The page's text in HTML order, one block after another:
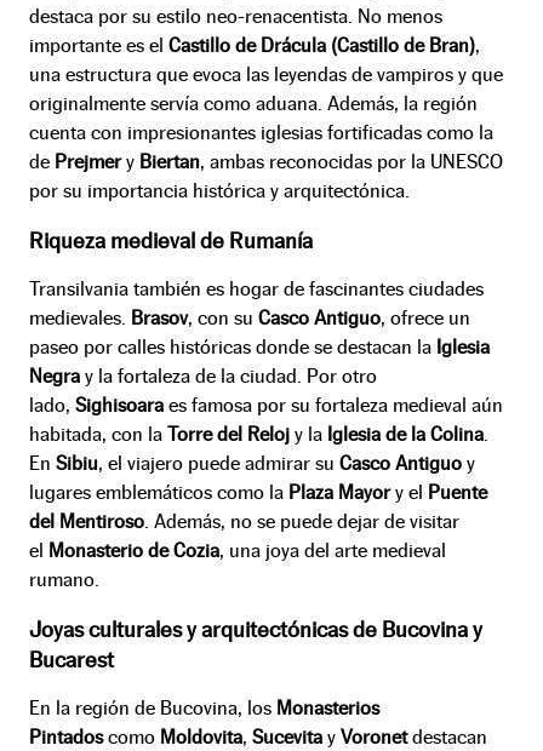
destaca por su estilo neo-renacentista. No menos
importante es el Castillo de Drácula (Castillo de Bran),
una estructura que evoca las leyendas de vampiros y que
originalmente servía como aduana. Además, la región
cuenta con impresionantes iglesias fortificadas como la
de Prejmery Biertan, ambas reconocidas por la UNESCO
por su importancia histórica y arquitectónica.
Riqueza medieval de Rumanía
Transilvania también es hogar de fascinantes ciudades
medievales. Brasov, con su Casco Antiguo, ofrece un
paseo por calles históricas donde se destacan la Iglesia
Negra y la fortaleza de la ciudad. Por otro
lado, Sighisoara es famosa por su fortaleza medieval aún
habitada, con la Torre del Reloj y la Iglesia de la Colina.
En Sibiu, el viajero puede admirar su Casco Antiguo y
lugares emblemáticos como la Plaza Mayory el Puente
del Mentiroso. Además, no se puede dejar de visitar
el Monasterio de Cozia, una joya del arte medieval
rumano.
Joyas culturales y arquitectónicas de Bucovina y
Bucarest
En la región de Bucovina, los Monasterios
Pintadoscomo Moldovita, Sucevita y Voronetdestacan